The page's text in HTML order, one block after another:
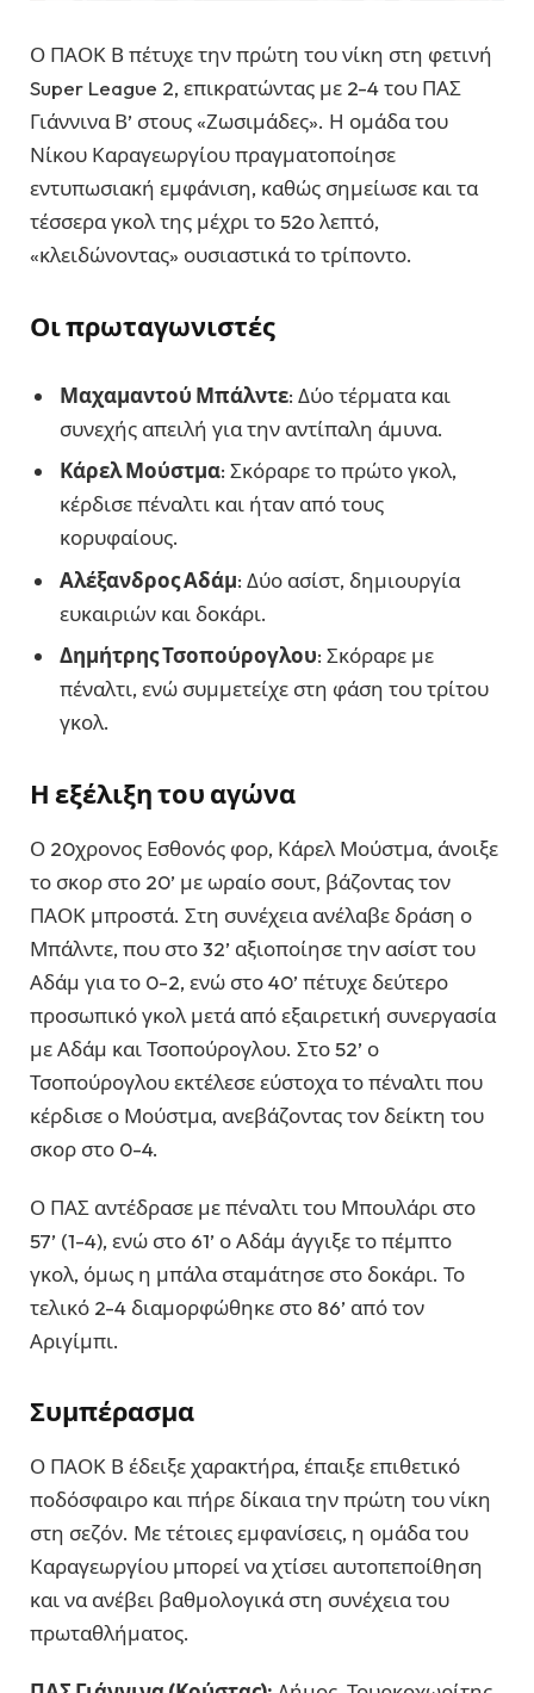
Ο ΠΑΟΚ Β πέτυχε την πρώτη του νίκη στη φετινή
Super League 2, επικρατώντας με 2-4 του ΠΑΣ
Γιάννινα Β’ στους «Ζωσιμάδες». Η ομάδα του
Νίκου Καραγεωργίου πραγματοποίησε
εντυπωσιακή εμφάνιση, καθώς σημείωσε και τα
τέσσερα γκολ της μέχρι το 52ο λεπτό,
«κλειδώνοντας» ουσιαστικά το τρίποντο.
Οι πρωταγωνιστές
Μαχαμαντού Μπάλντε: Δύο τέρματα και
συνεχής απειλή για την αντίπαλη άμυνα.
Κάρελ Μούστμα: Σκόραρε το πρώτο γκολ,
κέρδισε πέναλτι και ήταν από τους
κορυφαίους.
Αλέξανδρος Αδάμ: Δύο ασίστ, δημιουργία
ευκαιριών και δοκάρι.
Δημήτρης Τσοπούρογλου: Σκόραρε με
πέναλτι, ενώ συμμετείχε στη φάση του τρίτου
γκολ.
Η εξέλιξη του αγώνα
Ο 20χρονος Εσθονός φορ, Κάρελ Μούστμα, άνοιξε
το σκορ στο 20’ με ωραίο σουτ, βάζοντας τον
ΠΑΟΚ μπροστά. Στη συνέχεια ανέλαβε δράση ο
Μπάλντε, που στο 32’ αξιοποίησε την ασίστ του
Αδάμ για το 0-2, ενώ στο 40’ πέτυχε δεύτερο
προσωπικό γκολ μετά από εξαιρετική συνεργασία
με Αδάμ και Τσοπούρογλου. Στο 52’ ο
Τσοπούρογλου εκτέλεσε εύστοχα το πέναλτι που
κέρδισε ο Μούστμα, ανεβάζοντας τον δείκτη του
σκορ στο 0-4.
Ο ΠΑΣ αντέδρασε με πέναλτι του Μπουλάρι στο
57’ (1-4), ενώ στο 61’ ο Αδάμ άγγιξε το πέμπτο
γκολ, όμως η μπάλα σταμάτησε στο δοκάρι. Το
τελικό 2-4 διαμορφώθηκε στο 86’ από τον
Αριγίμπι.
Συμπέρασμα
Ο ΠΑΟΚ Β έδειξε χαρακτήρα, έπαιξε επιθετικό
ποδόσφαιρο και πήρε δίκαια την πρώτη του νίκη
στη σεζόν. Με τέτοιες εμφανίσεις, η ομάδα του
Καραγεωργίου μπορεί να χτίσει αυτοπεποίθηση
και να ανέβει βαθμολογικά στη συνέχεια του
πρωταθλήματος.